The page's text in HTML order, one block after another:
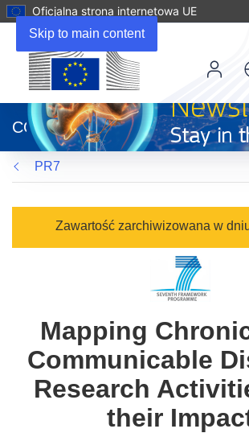
Skip to main content
Oficjalna strona internetowa UE
otworzy
się
w
nowym
oknie)
CORDIS
PR7
Zawartość zarchiwizowana w
Mapping
Communicable
Research
their